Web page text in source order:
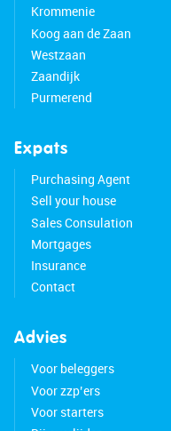
Krommenie
Koog aan de Zaan
Westzaan
Zaandijk
Purmerend
Expats
Purchasing Agent
Sell your house
Sales Consulation
Mortgages
Insurance
Contact
Advies
Voor beleggers
Voor zzp’ers
Voor starters